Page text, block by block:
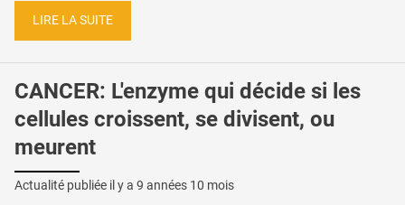
LIRE LA SUITE
CANCER: L'enzyme qui décide si les
cellules croissent, se divisent, ou
meurent
Actualité publiée il y a 9 années 10 mois